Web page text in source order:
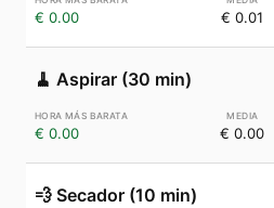
€ 0.00 € 0.01
🧹 Aspirar (30 min)
€ 0.00 € 0.00
💨 Secador (10 min)